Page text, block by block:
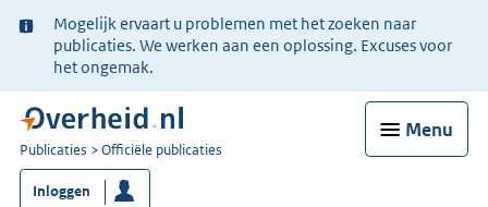
Ter
informatie:
Mogelijk ervaart u problemen met het zoeken naar
publicaties. We werken aan een oplossing. Excuses voor
het ongemak.
Menu
U
bent
nu
Publicaties Officiële publicaties
Inloggen